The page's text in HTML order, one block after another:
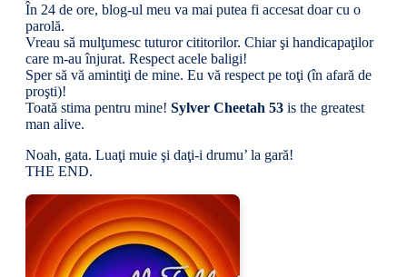
În 24 de ore, blog-ul meu va mai putea fi accesat doar cu o
parolă.
Vreau să mulţumesc tuturor cititorilor. Chiar şi handicapaţilor
care m-au înjurat. Respect acele baligi!
Sper să vă amintiţi de mine. Eu vă respect pe toţi (în afară de
proşti)!
Toată stima pentru mine! Sylver Cheetah 53 is the greatest
man alive.
Noah, gata. Luaţi muie şi daţi-i drumu’ la gară!
THE END.